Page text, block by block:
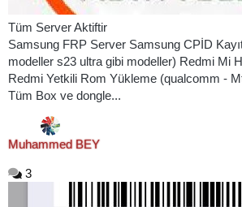
Tüm Server Aktiftir
Samsung FRP Server Samsung CPİD
modeller s23 ultra gibi modeller) Redmi Mi
Redmi Yetkili Rom Yükleme (qualcomm -
Tüm Box ve dongle...
Muhammed BEY
3